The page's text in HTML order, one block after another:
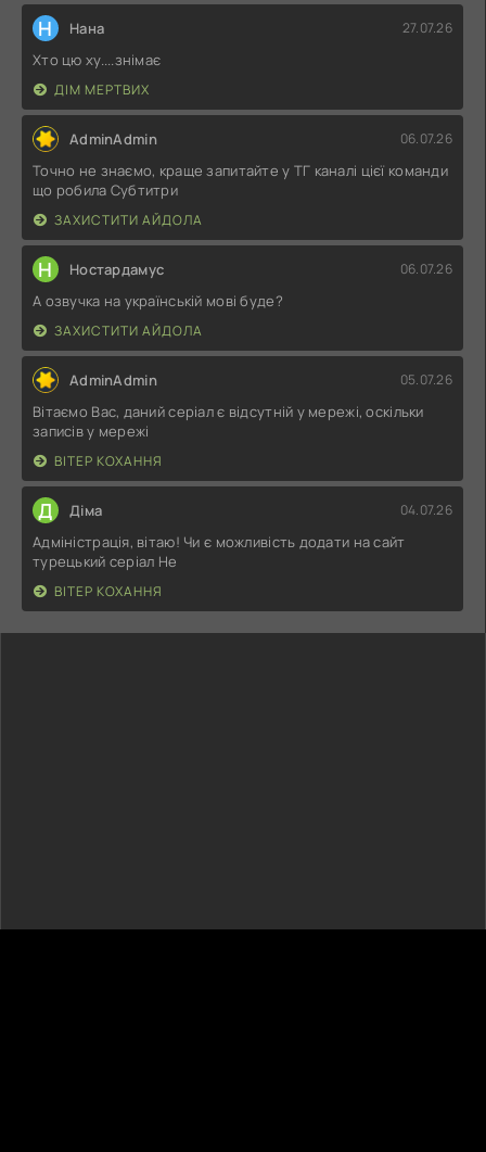
Н Нана 27.07.26
Хто цю ху....знімає
ДІМ МЕРТВИХ
AdminAdmin 06.07.26
Точно не знаємо, краще запитайте у ТГ каналі цієї команди
що робила Субтитри
ЗАХИСТИТИ АЙДОЛА
Н Ностардамус 06.07.26
А озвучка на українській мові буде?
ЗАХИСТИТИ АЙДОЛА
AdminAdmin 05.07.26
Вітаємо Вас, даний серіал є відсутній у мережі, оскільки
записів у мережі
ВІТЕР КОХАННЯ
Д Діма 04.07.26
Адміністрація, вітаю! Чи є можливість додати на сайт
турецький серіал Не
ВІТЕР КОХАННЯ